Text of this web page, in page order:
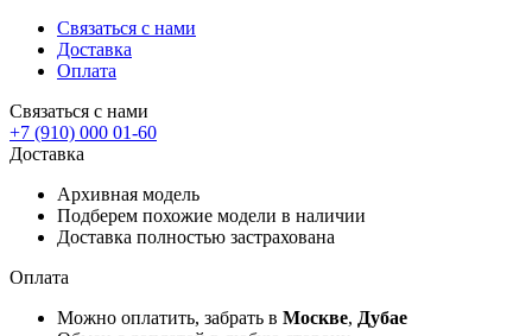
Связаться с нами
Доставка
Оплата
Связаться с нами
+7 (910) 000 01-60
Доставка
Архивная модель
Подберем похожие модели в наличии
Доставка полностью застрахована
Оплата
Можно оплатить, забрать в Москве, Дубае